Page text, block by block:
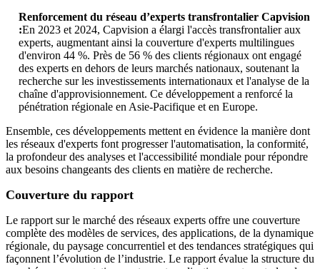
Renforcement du réseau d’experts transfrontalier Capvision
:En 2023 et 2024, Capvision a élargi l'accès transfrontalier aux
experts, augmentant ainsi la couverture d'experts multilingues
d'environ 44 %. Près de 56 % des clients régionaux ont engagé
des experts en dehors de leurs marchés nationaux, soutenant la
recherche sur les investissements internationaux et l'analyse de la
chaîne d'approvisionnement. Ce développement a renforcé la
pénétration régionale en Asie-Pacifique et en Europe.
Ensemble, ces développements mettent en évidence la manière dont
les réseaux d'experts font progresser l'automatisation, la conformité,
la profondeur des analyses et l'accessibilité mondiale pour répondre
aux besoins changeants des clients en matière de recherche.
Couverture du rapport
Le rapport sur le marché des réseaux experts offre une couverture
complète des modèles de services, des applications, de la dynamique
régionale, du paysage concurrentiel et des tendances stratégiques qui
façonnent l’évolution de l’industrie. Le rapport évalue la structure du